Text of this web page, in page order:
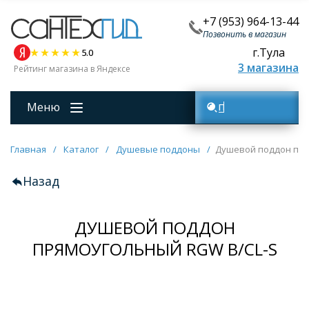
+7 (953) 964-13-44
Позвонить в магазин
5.0
Рейтинг магазина в Яндексе
г.Тула
3 магазина
Меню Поиск товаров
Главная / Каталог / Душевые поддоны / Душевой поддон
Назад
ДУШЕВОЙ ПОДДОН
ПРЯМОУГОЛЬНЫЙ RGW B/CL-S